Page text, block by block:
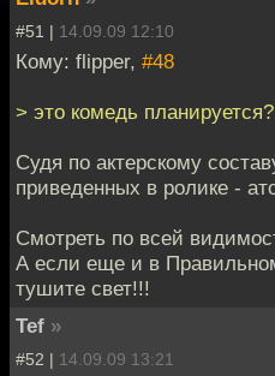
#51 | 14.09.09 12:10
Кому: flipper, #48
> это комедь планируется?
Судя по актерскому
приведенных в ролике -
Смотреть по всей
А если еще и в
тушите свет!!!
Tef »
#52 | 14.09.09 13:21